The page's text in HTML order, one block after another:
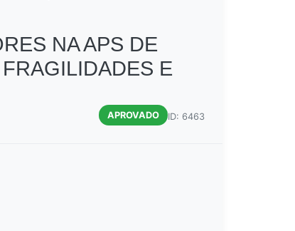
NA APS DE
E
APROVADO ID: 6463